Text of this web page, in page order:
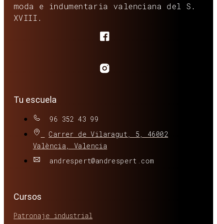
moda e indumentaria valenciana del S.
XVIII.
Tu escuela
96 352 43 99
Carrer de Vilaragut, 5, 46002
València, Valencia
andrespert@andrespert.com
Cursos
Patronaje industrial